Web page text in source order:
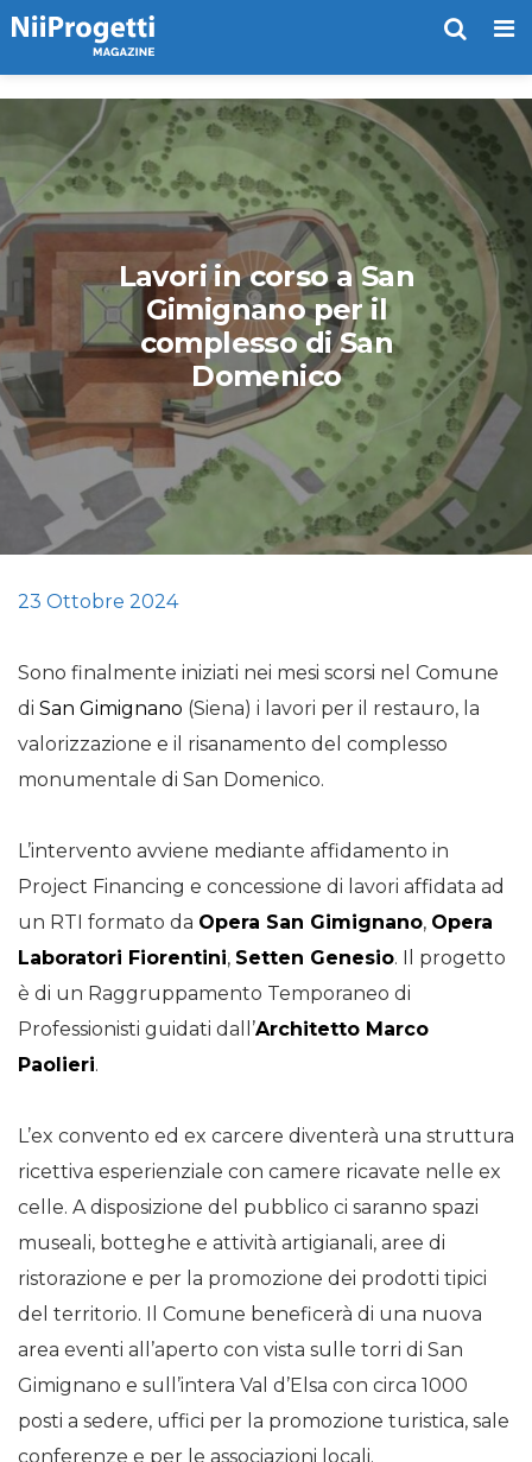
Lavori in corso a San
Gimignano per il
complesso di San
Domenico
23 Ottobre 2024
Sono finalmente iniziati nei mesi scorsi nel Comune
di San Gimignano (Siena) i lavori per il restauro, la
valorizzazione e il risanamento del complesso
monumentale di San Domenico.
L’intervento avviene mediante affidamento in
Project Financing e concessione di lavori affidata ad
un RTI formato da Opera San Gimignano, Opera
Laboratori Fiorentini, Setten Genesio. Il progetto
è di un Raggruppamento Temporaneo di
Professionisti guidati dall’Architetto Marco
Paolieri.
L’ex convento ed ex carcere diventerà una struttura
ricettiva esperienziale con camere ricavate nelle ex
celle. A disposizione del pubblico ci saranno spazi
museali, botteghe e attività artigianali, aree di
ristorazione e per la promozione dei prodotti tipici
del territorio. Il Comune beneficerà di una nuova
area eventi all’aperto con vista sulle torri di San
Gimignano e sull’intera Val d’Elsa con circa 1000
posti a sedere, uffici per la promozione turistica, sale
conferenze e per le associazioni locali.